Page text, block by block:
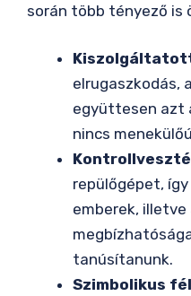
során több tényező is
elrugaszkodás,
együttesen azt
nincs
repülőgépet,
emberek,
tanúsítanunk.
Szimbolikus